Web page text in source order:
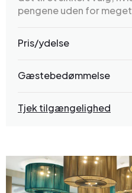
pengene uden for
Pris/ydelse
Gæstebedømmelse
Tjek tilgængelighed